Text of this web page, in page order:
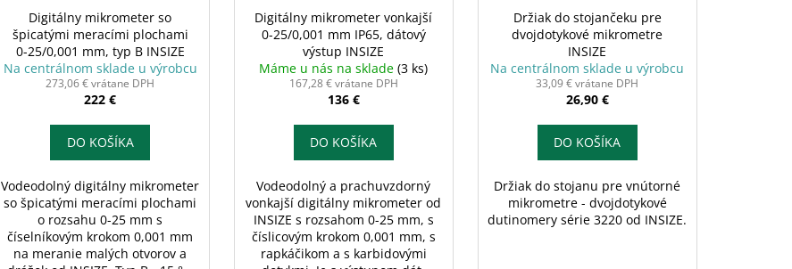
Digitálny mikrometer so
špicatými meracími plochami
0-25/0,001 mm, typ B INSIZE
Na centrálnom sklade u výrobcu
273,06 € vrátane DPH
222 €
DO KOŠÍKA
Vodeodolný digitálny mikrometer
so špicatými meracími plochami
o rozsahu 0-25 mm s
číselníkovým krokom 0,001 mm
na meranie malých otvorov a
Digitálny mikrometer vonkajší
0-25/0,001 mm IP65, dátový
výstup INSIZE
Máme u nás na sklade(3 ks)
167,28 € vrátane DPH
136 €
DO KOŠÍKA
Vodeodolný a prachuvzdorný
vonkajší digitálny mikrometer od
INSIZE s rozsahom 0-25 mm, s
číslicovým krokom 0,001 mm, s
rapkáčikom a s karbidovými
Držiak do stojančeku pre
dvojdotykové mikrometre
INSIZE
Na centrálnom sklade u výrobcu
33,09 € vrátane DPH
26,90 €
DO KOŠÍKA
Držiak do stojanu pre vnútorné
mikrometre - dvojdotykové
dutinomery série 3220 od INSIZE.